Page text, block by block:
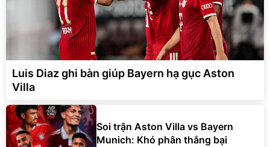
Luis Diaz ghi bàn giúp Bayern hạ gục Aston
Villa
Soi trận Aston Villa vs Bayern
Munich: Khó phân thắng bại